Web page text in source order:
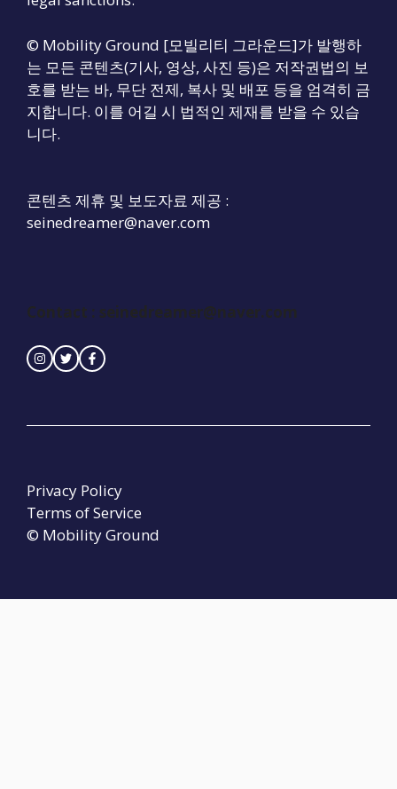
© Mobility Ground [모빌리티 그라운드]가 발행하
는 모든 콘텐츠(기사, 영상, 사진 등)은 저작권법의 보
호를 받는 바, 무단 전제, 복사 및 배포 등을 엄격히 금
지합니다. 이를 어길 시 법적인 제재를 받을 수 있습
니다.
콘텐츠 제휴 및 보도자료 제공 :
seinedreamer@naver.com
Contact : seinedreamer@naver.com
© Mobility Ground
Privacy Policy
Terms of Service